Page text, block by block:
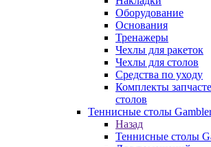
Оборудование
Основания
Тренажеры
Чехлы для ракеток
Чехлы для столов
Средства по уходу
Комплекты
столов
Теннисные столы
Назад
Теннисные столы